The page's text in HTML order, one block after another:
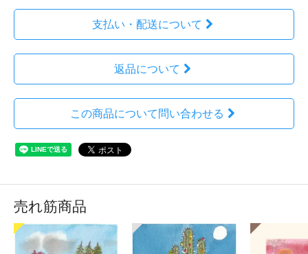
支払い・配送について
返品について
この商品について問い合わせる
売れ筋商品